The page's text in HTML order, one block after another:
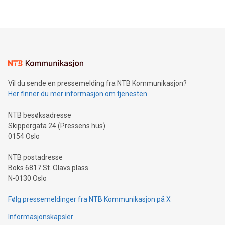
mining.Energy Market Dynamics: Explore how Bitcoin mining
mining.Sound Money: Discover how tamper-proof currency
neutral payment systems support humanitarian
projects.Carbon Footprint: Compare Bitcoin's environmental
event and dive into the critical topics of Bitcoin
Vil du sende en pressemelding fra NTB Kommunikasjon?
Her finner du mer informasjon om tjenesten
NTB besøksadresse
Skippergata 24 (Pressens hus)
0154 Oslo
NTB postadresse
Boks 6817 St. Olavs plass
N-0130 Oslo
Følg pressemeldinger fra NTB Kommunikasjon på X
Informasjonskapsler